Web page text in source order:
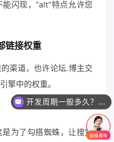
闪现，”alt”特点允许您
链接权重
渠道，也许论坛.博主交
擎中的权重。
为了勾搭蜘蛛，让搜索
你们主要提供哪些服务？可以根据需求定制吗？